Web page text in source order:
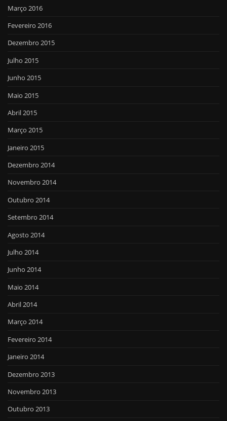
Março 2016
Fevereiro 2016
Dezembro 2015
Julho 2015
Junho 2015
Maio 2015
Abril 2015
Março 2015
Janeiro 2015
Dezembro 2014
Novembro 2014
Outubro 2014
Setembro 2014
Agosto 2014
Julho 2014
Junho 2014
Maio 2014
Abril 2014
Março 2014
Fevereiro 2014
Janeiro 2014
Dezembro 2013
Novembro 2013
Outubro 2013